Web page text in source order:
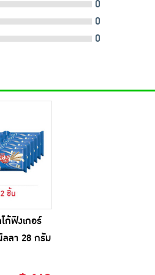
0
0
0
ก้ฟิงเกอร์
ลลา 28 กรัม